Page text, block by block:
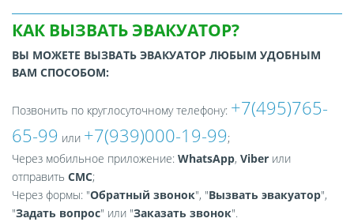
КАК ВЫЗВАТЬ ЭВАКУАТОР?
ВЫ МОЖЕТЕ ВЫЗВАТЬ ЭВАКУАТОР ЛЮБЫМ УДОБНЫМ
ВАМ СПОСОБОМ:
Позвонить по круглосуточному телефону: +7(495)765-
65-99 или +7(939)000-19-99;
Через мобильное приложение: WhatsApp, Viber или
отправить СМС;
Через формы: "Обратный звонок", "Вызвать эвакуатор",
"Задать вопрос" или "Заказать звонок".